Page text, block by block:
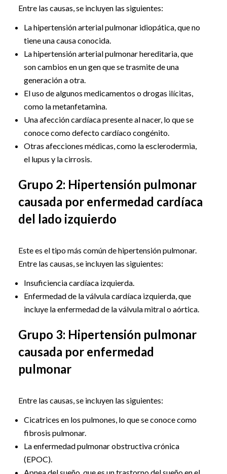
Entre las causas, se incluyen las siguientes:
La hipertensión arterial pulmonar idiopática, que no
tiene una causa conocida.
La hipertensión arterial pulmonar hereditaria, que
son cambios en un gen que se trasmite de una
generación a otra.
El uso de algunos medicamentos o drogas ilícitas,
como la metanfetamina.
Una afección cardíaca presente al nacer, lo que se
conoce como defecto cardíaco congénito.
Otras afecciones médicas, como la esclerodermia,
el lupus y la cirrosis.
Grupo 2: Hipertensión pulmonar
causada por enfermedad cardíaca
del lado izquierdo
Este es el tipo más común de hipertensión pulmonar.
Entre las causas, se incluyen las siguientes:
Insuficiencia cardíaca izquierda.
Enfermedad de la válvula cardíaca izquierda, que
incluye la enfermedad de la válvula mitral o aórtica.
Grupo 3: Hipertensión pulmonar
causada por enfermedad
pulmonar
Entre las causas, se incluyen las siguientes:
Cicatrices en los pulmones, lo que se conoce como
fibrosis pulmonar.
La enfermedad pulmonar obstructiva crónica
(EPOC).